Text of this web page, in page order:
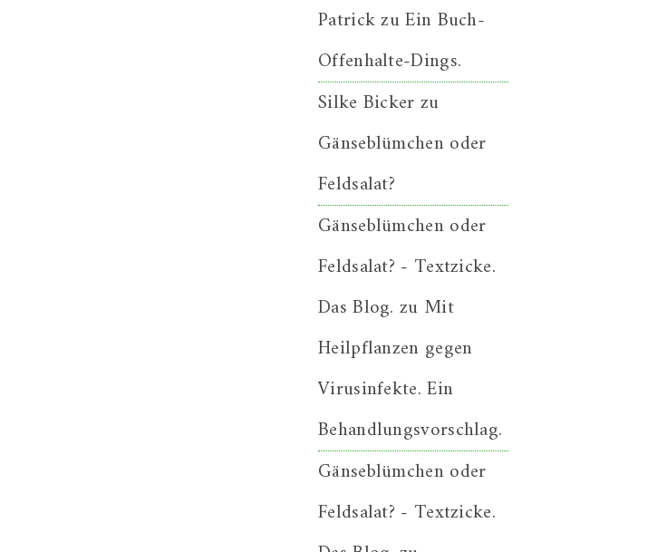
PatrickzuEin Buch-
Offenhalte-Dings.
Silke Bickerzu
Gänseblümchen oder
Feldsalat?
Gänseblümchen oder
Feldsalat? - Textzicke.
Das Blog. zu Mit
Heilpflanzen gegen
Virusinfekte. Ein
Behandlungsvorschlag.
Gänseblümchen oder
Feldsalat? - Textzicke.